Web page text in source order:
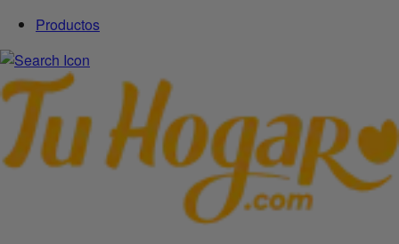
Productos